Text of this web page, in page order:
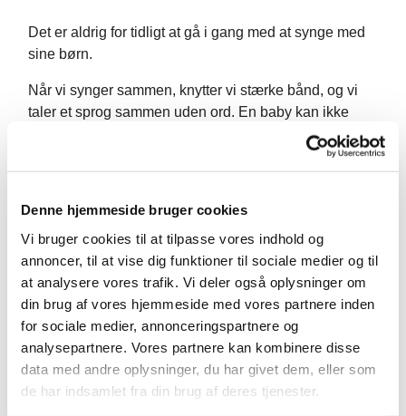
Denne hjemmeside bruger cookies
Vi bruger cookies til at tilpasse vores indhold og
annoncer, til at vise dig funktioner til sociale medier og til
at analysere vores trafik. Vi deler også oplysninger om
din brug af vores hjemmeside med vores partnere inden
for sociale medier, annonceringspartnere og
analysepartnere. Vores partnere kan kombinere disse
data med andre oplysninger, du har givet dem, eller som
de har indsamlet fra din brug af deres tjenester.
Det er aldrig for tidligt at gå i gang med at synge med
sine børn.
Når vi synger sammen, knytter vi stærke bånd, og vi
taler et sprog sammen uden ord. En baby kan ikke
nødvendigvis nogen ord overhovedet, men de forstår
farver, former, toner, fornemmelser og meget mere. Vi
skal synge en masse vidunderlige salmer, mens vi er
med musikalske oplevelser vil der være en bid brød,
kaffe og en hyggelig stund til en god snak.
Holdet starter den 2. februar og kører til og med den
20. april (ferier undtaget)
Det er gratis at deltage, men man skal tilmeldes via
hjemmesiden. Da der er begrænsning på antallet pr.
hold, forpligter man sig til at komme, og man skal
melde sig fra, hvis man ikke kan deltage alligevel!